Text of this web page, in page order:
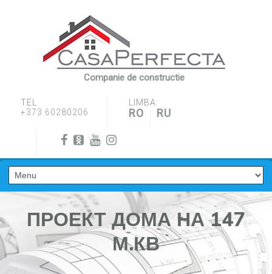
Companie de constructie
TEL
+373 60280206
LIMBA:
RO RU
ПРОЕКТ ДОМА НА 147
М.КВ